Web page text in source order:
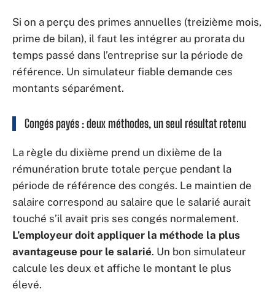
Si on a perçu des primes annuelles (treizième mois,
prime de bilan), il faut les intégrer au prorata du
temps passé dans l’entreprise sur la période de
référence. Un simulateur fiable demande ces
montants séparément.
Congés payés : deux méthodes, un seul résultat retenu
La règle du dixième prend un dixième de la
rémunération brute totale perçue pendant la
période de référence des congés. Le maintien de
salaire correspond au salaire que le salarié aurait
touché s’il avait pris ses congés normalement.
L’employeur doit appliquer la méthode la plus
avantageuse pour le salarié. Un bon simulateur
calcule les deux et affiche le montant le plus
élevé.